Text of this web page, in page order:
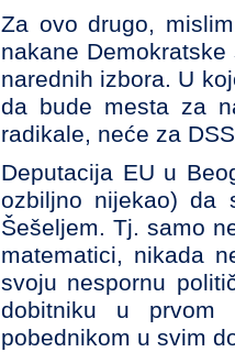
Za ovo drugo,
nakane
narednih izbora. U
da bude mesta za
radikale, neće za
Deputacija EU u
ozbiljno nijekao) da
Šešeljem. Tj. samo
matematici, nikada
svoju nespornu
dobitniku u prvom
pobednikom u svim